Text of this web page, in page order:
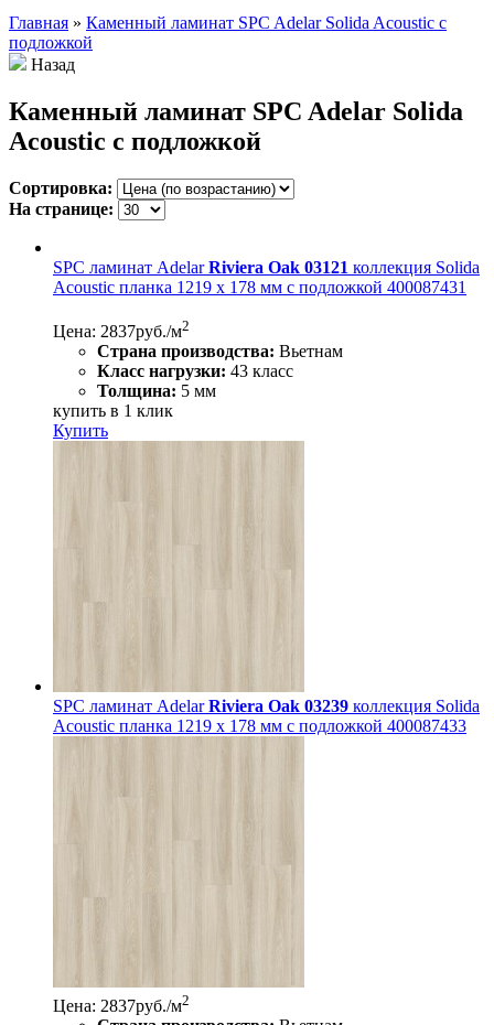
Главная » Каменный ламинат SPC Adelar Solida Acoustic с
подложкой
Назад
Каменный ламинат SPC Adelar Solida
Acoustic с подложкой
Сортировка:
На странице:
SPC ламинат AdelarRiviera Oak 03121 коллекция Solida
Acoustic планка 1219 x 178 мм с подложкой 400087431
Цена: 2837руб./м2
Страна производства: Вьетнам
Класс нагрузки: 43 класс
Толщина: 5 мм
купить в 1 клик
Купить
SPC ламинат AdelarRiviera Oak 03239 коллекция Solida
Acoustic планка 1219 x 178 мм с подложкой 400087433
Цена: 2837руб./м2